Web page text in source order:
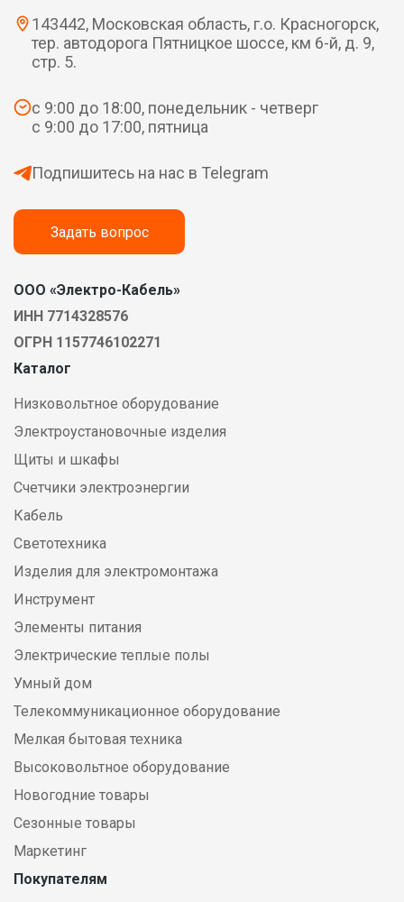
143442, Московская область, г.о. Красногорск,
тер. автодорога Пятницкое шоссе, км 6-й, д. 9,
стр. 5.
с 9:00 до 18:00, понедельник - четверг
с 9:00 до 17:00, пятница
Подпишитесь на нас в Telegram
Задать вопрос
ООО «Электро-Кабель»
ИНН 7714328576
ОГРН 1157746102271
Каталог
Низковольтное оборудование
Электроустановочные изделия
Щиты и шкафы
Счетчики электроэнергии
Кабель
Светотехника
Изделия для электромонтажа
Инструмент
Элементы питания
Электрические теплые полы
Умный дом
Телекоммуникационное оборудование
Мелкая бытовая техника
Высоковольтное оборудование
Новогодние товары
Сезонные товары
Маркетинг
Покупателям